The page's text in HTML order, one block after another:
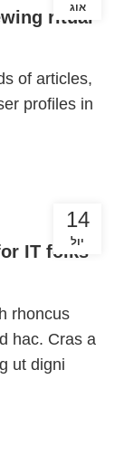
אוג
ritual
of articles,
profiles in
14
יול
IT folks
rhoncus
hac. Cras a
digni...